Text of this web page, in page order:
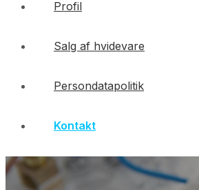
Profil
Salg af hvidevare
Persondatapolitik
Kontakt